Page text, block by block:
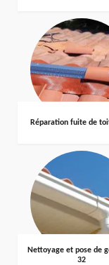
Réparation fuite de
Nettoyage et pose de
32